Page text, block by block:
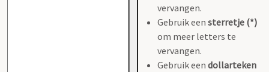
vervangen.
Gebruik een sterretje (*)
om meer letters te
vervangen.
Gebruik een dollarteken